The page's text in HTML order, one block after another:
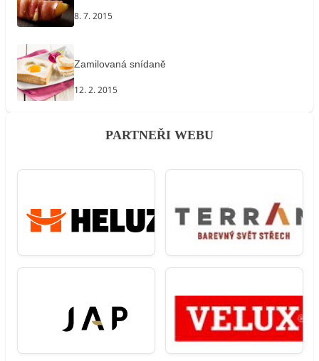
8. 7. 2015
Zamilovaná snídaně
12. 2. 2015
PARTNEŘI WEBU